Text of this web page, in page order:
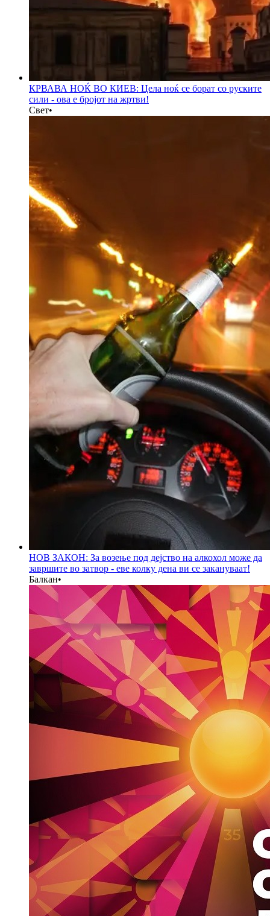
КРВАВА НОЌ ВО КИЕВ: Цела ноќ се борат со руските
сили - ова е бројот на жртви!
Свет•
НОВ ЗАКОН: За возење под дејство на алкохол може да
завршите во затвор - еве колку дена ви се закануваат!
Балкан•